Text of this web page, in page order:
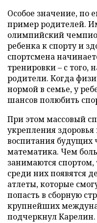
Особое значение, по
пример родителей.
олимпийский
ребенка к спорту и
спортсмена
тренировки – с того,
родители. Когда
нормой в семье, у
шансов полюбить
При этом массовый
укрепления
воспитания будущих
математика. Чем
занимаются
среди них появятся
атлеты, которые
попасть в сборную
крупнейших
подчеркнул Карелин.